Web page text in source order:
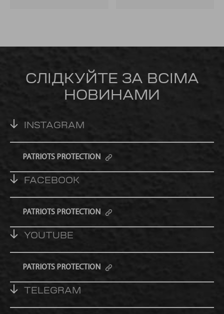
СЛІДКУЙТЕ ЗА ВСІМА
НОВИНАМИ
INSTAGRAM
PATRIOTS PROTECTION
FACEBOOK
PATRIOTS PROTECTION
YOUTUBE
PATRIOTS PROTECTION
TELEGRAM